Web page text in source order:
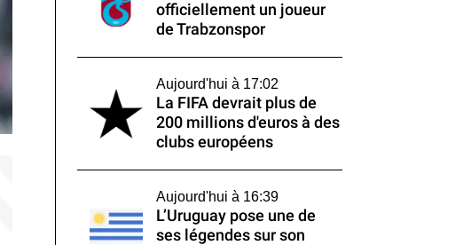
officiellement un joueur
de Trabzonspor
Aujourd'hui à 17:02
La FIFA devrait plus de
200 millions d'euros à des
clubs européens
Aujourd'hui à 16:39
L’Uruguay pose une de
ses légendes sur son